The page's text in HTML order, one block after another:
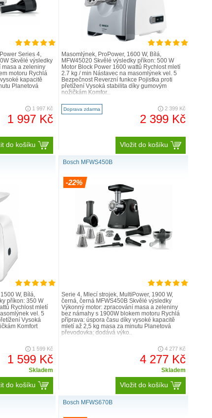
Series 4,
Skvělé výsledky
masa a zeleniny
motoru Rychlá
kapacitě
Planetová
1 997 Kč
1 997 Kč
do košíku
Masomlýnek, ProPower, 1600 W, Bílá,
MFW45020 Skvělé výsledky příkon: 500 W
Motor Block Power 1600 wattů Rychlost mletí
2.7 kg / min Nástavec na masomlýnek vel. 5
Bezpečnost Reverzní funkce Pojistka proti
přetížení Vysoká stabilita díky gumovým
nožičkám Komfor..
Doprava zdarma 2 399 Kč
2 399 Kč
Vložit do košíku
W, Bílá,
příkon: 350 W
Rychlost mletí
vel. 5
Vysoká
Komfort
1 599 Kč
1 599 Kč
Skladem
do košíku
Bosch MFWS450B
-22%
Serie 4, Mlecí strojek, MultiPower, 1900 W,
černá, černá MFWS450B Skvělé výsledky
Výkonný motor: zpracování masa a zeleniny
bez námahy s 1900W blokem motoru Rychlá
příprava: úspora času díky vysoké kapacitě
mletí až 2,5 kg masa za minutu Planetová
převodovka; dodává výko..
4 277 Kč
4 277 Kč
Skladem
Vložit do košíku
Bosch MFWS670B